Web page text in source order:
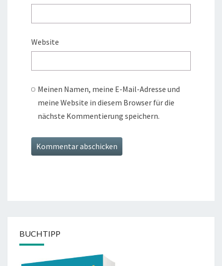
Website
Meinen Namen, meine E-Mail-Adresse und
meine Website in diesem Browser für die
nächste Kommentierung speichern.
BUCHTIPP